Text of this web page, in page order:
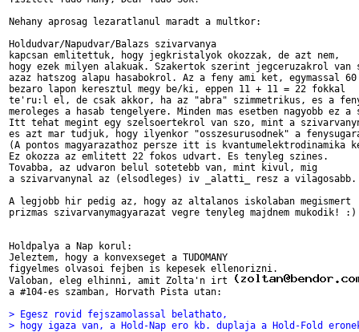
Nehany aprosag lezaratlanul maradt a multkor:
Holdudvar/Napudvar/Balazs szivarvanya
kapcsan emlitettuk, hogy jegkristalyok okozzak, de azt nem,
hogy ezek milyen alakuak. Szakertok szerint jegceruzakrol
azaz hatszog alapu hasabokrol. Az a feny ami ket, egymassal
bezaro lapon keresztul megy be/ki, eppen 11 + 11 = 22 fokkal
te'ru:l el, de csak akkor, ha az "abra" szimmetrikus, es a
meroleges a hasab tengelyere. Minden mas esetben nagyobb ez
Itt tehat megint egy szelsoertekrol van szo, mint a
es azt mar tudjuk, hogy ilyenkor "osszesurusodnek" a
(A pontos magyarazathoz persze itt is
Ez okozza az emlitett 22 fokos udvart. Es tenyleg szines.
Tovabba, az udvaron belul sotetebb van, mint kivul, mig
a szivarvanynal az (elsodleges) iv _alatti_ resz a
A legjobb hir pedig az, hogy az altalanos iskolaban megismert
prizmas szivarvanymagyarazat vegre tenyleg majdnem mukodik!
Holdpalya a Nap korul:
Jeleztem, hogy a konvexseget a TUDOMANY
figyelmes olvasoi fejben is kepesek ellenorizni.
Valoban, eleg elhinni, amit Zolta'n irt
a #104-es szamban, Horvath Pista utan:
> Egesz rovid fejszamolassal belathato,
> hogy igaza van, a Hold-Nap ero kb. duplaja a Hold-Fold